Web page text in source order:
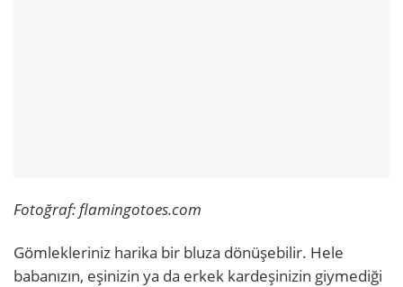
Fotoğraf: flamingotoes.com
Gömlekleriniz harika bir bluza dönüşebilir. Hele
babanızın, eşinizin ya da erkek kardeşinizin giymediği